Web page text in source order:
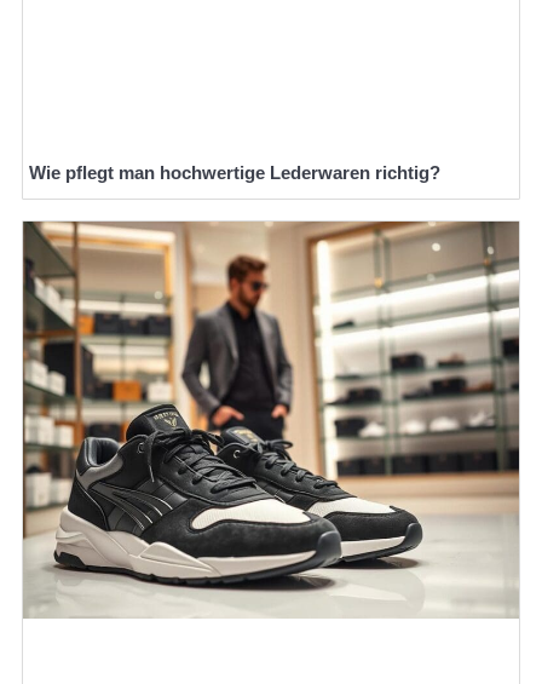
Wie pflegt man hochwertige Lederwaren richtig?